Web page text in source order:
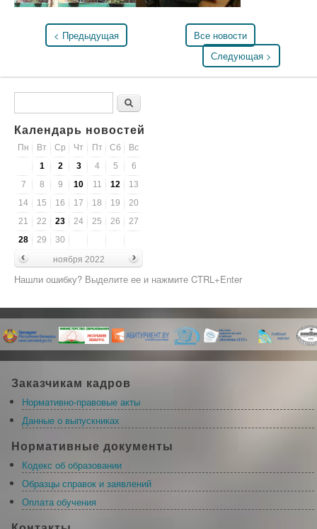
< Предыдущая
Все новости
Следующая >
Поиск
Календарь новостей
Пн Вт Ср Чт Пт Сб
Вс
1
2 3 4 5
6
7
8 9 10 11 12
13
14
15 16 17 18 19
20
21
22 23 24 25 26
27
28
29
30
ноября 2022
Нашли ошибку? Выделите ее и нажмите CTRL+Enter
Заказчикам кадров
Нормативно-правовые акты
Данные о выпускниках
Нормативные документы
Кодекс об образовании
Образцы справок и заявлений
Оплата обучения